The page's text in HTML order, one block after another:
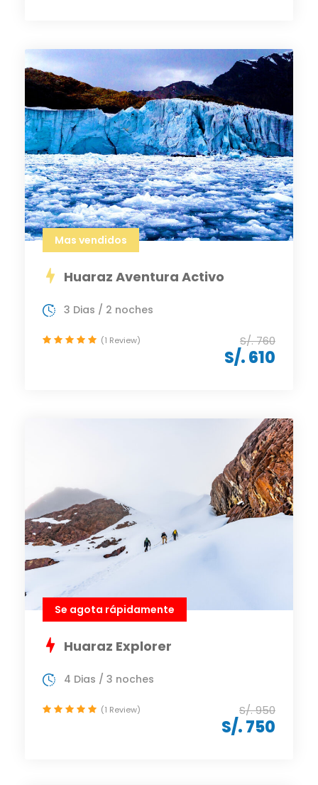
Mas vendidos
Huaraz Aventura Activo
S/. 760
S/. 610
3 Dias / 2 noches
(1 Review)
Se agota rápidamente
Huaraz Explorer
S/. 950
S/. 750
4 Dias / 3 noches
(1 Review)